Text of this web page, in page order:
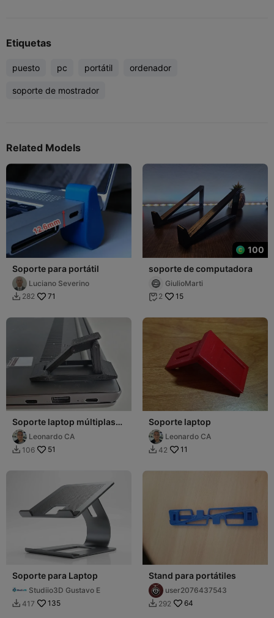
Etiquetas
puesto pc portátil ordenador
soporte de mostrador
Related Models
Soporte para portátil
Luciano Severino
 282 71
100
soporte de computadora
GiulioMarti
 2 15
Soporte laptop múltiplas
alturasLeonardo CA
 106 51
Soporte laptop
Leonardo CA
 42 11
Soporte para Laptop
Studiio3D Gustavo E
 417 135
Stand para portátiles
user2076437543
 292 64